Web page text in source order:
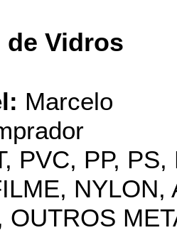
de Vidros
Marcelo
PVC, PP,
NYLON,
OUTROS